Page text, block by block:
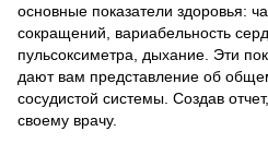
основные показатели здоровья:
сокращений, вариабельность
пульсоксиметра, дыхание. Эти
дают вам представление об
сосудистой системы. Создав
своему врачу.